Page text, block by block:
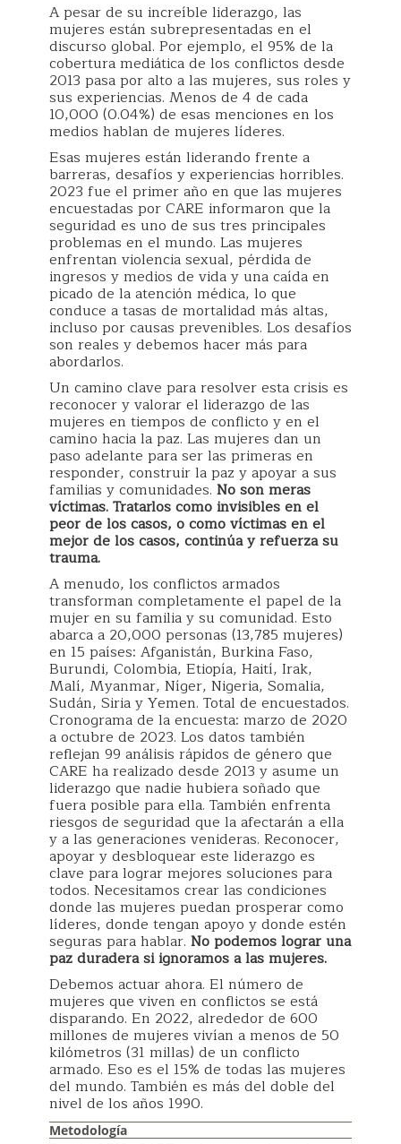
A pesar de su increíble liderazgo, las
mujeres están subrepresentadas en el
discurso global. Por ejemplo, el 95% de la
cobertura mediática de los conflictos desde
2013 pasa por alto a las mujeres, sus roles y
sus experiencias. Menos de 4 de cada
10,000 (0.04%) de esas menciones en los
medios hablan de mujeres líderes.
Esas mujeres están liderando frente a
barreras, desafíos y experiencias horribles.
2023 fue el primer año en que las mujeres
encuestadas por CARE informaron que la
seguridad es uno de sus tres principales
problemas en el mundo. Las mujeres
enfrentan violencia sexual, pérdida de
ingresos y medios de vida y una caída en
picado de la atención médica, lo que
conduce a tasas de mortalidad más altas,
incluso por causas prevenibles. Los desafíos
son reales y debemos hacer más para
abordarlos.
Un camino clave para resolver esta crisis es
reconocer y valorar el liderazgo de las
mujeres en tiempos de conflicto y en el
camino hacia la paz. Las mujeres dan un
paso adelante para ser las primeras en
responder, construir la paz y apoyar a sus
familias y comunidades. No son meras
víctimas. Tratarlos como invisibles en el
peor de los casos, o como víctimas en el
mejor de los casos, continúa y refuerza su
trauma.
A menudo, los conflictos armados
transforman completamente el papel de la
mujer en su familia y su comunidad. Esto
abarca a 20,000 personas (13,785 mujeres)
en 15 países: Afganistán, Burkina Faso,
Burundi, Colombia, Etiopía, Haití, Irak,
Malí, Myanmar, Níger, Nigeria, Somalia,
Sudán, Siria y Yemen. Total de encuestados.
Cronograma de la encuesta: marzo de 2020
a octubre de 2023. Los datos también
reflejan 99 análisis rápidos de género que
CARE ha realizado desde 2013 y asume un
liderazgo que nadie hubiera soñado que
fuera posible para ella. También enfrenta
riesgos de seguridad que la afectarán a ella
y a las generaciones venideras. Reconocer,
apoyar y desbloquear este liderazgo es
clave para lograr mejores soluciones para
todos. Necesitamos crear las condiciones
donde las mujeres puedan prosperar como
líderes, donde tengan apoyo y donde estén
seguras para hablar. No podemos lograr una
paz duradera si ignoramos a las mujeres.
Debemos actuar ahora. El número de
mujeres que viven en conflictos se está
disparando. En 2022, alrededor de 600
millones de mujeres vivían a menos de 50
kilómetros (31 millas) de un conflicto
armado. Eso es el 15% de todas las mujeres
del mundo. También es más del doble del
nivel de los años 1990.
Metodología